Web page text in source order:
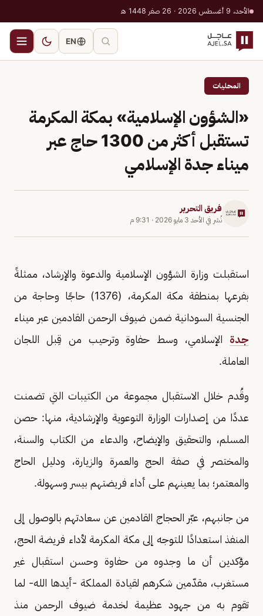
الأحد، 9 أغسطس 2026 · 26 صفر 1448 هـ
EN
المحليات
«الشؤون الإسلامية» بمكة المكرمة
تستقبل أكثر من 1300 حاج عبر
ميناء جدة الإسلامي
فريق التحرير
نُشر في الأحد 3 مايو 2026 · 9:31 م
استقبلت وزارة الشؤون الإسلامية والدعوة والإرشاد، ممثلةً
بفرعها بمنطقة مكة المكرمة، (1376) حاجًا وحاجة من
الجنسية السودانية ضمن ضيوف الرحمن القادمين عبر ميناء
جدة الإسلامي، وسط حفاوة وترحيب من قِبل اللجان
العاملة.
وقُدم خلال الاستقبال مجموعة من الكتيبات التي تضمنت
عددًا من إصدارات الوزارة التوعوية والإرشادية، منها: حصن
المسلم، والتحقيق والإيضاح، والدعاء من الكتاب والسنة،
والمختصر في صفة الحج والعمرة والزيارة، ودليل الحاج
والمعتمر؛ بما يعينهم على أداء فريضتهم بيسر وسهولة.
من جانبهم، عبّر الحجاج القادمين عن سعادتهم بالوصول إلى
المنفذ استعدادًا للتوجه إلى مكة المكرمة لأداء فريضة الحج،
مؤكدين أن ما وجدوه من حفاوة وحسن استقبال غير
مستغرب، مقدّمين شكرهم لقيادة المملكة -أيدها الله- لما
تقوم به من جهود عظيمة لخدمة ضيوف الرحمن منذ